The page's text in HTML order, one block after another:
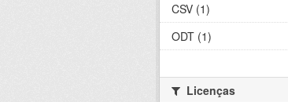
CSV (1)
ODT (1)
Licenças